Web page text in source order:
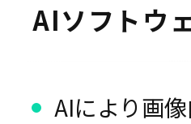
AIソフトウ
AIにより画